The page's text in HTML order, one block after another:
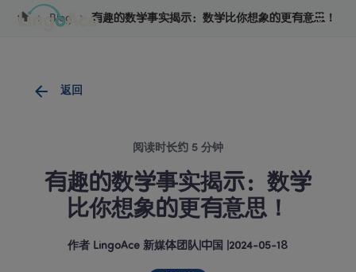
Blog 有趣的数学事实揭示：数学比你想象的更有意思！
返回
阅读时长约 5 分钟
有趣的数学事实揭示：数学
比你想象的更有意思！
作者 LingoAce 新媒体团队| 中国 2024-05-18
Cookie管理